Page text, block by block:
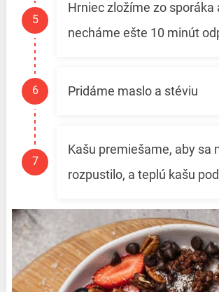
Hrniec zložíme zo sporáka
necháme ešte 10 minút
Pridáme maslo a stéviu
Kašu premiešame, aby sa
rozpustilo, a teplú kašu